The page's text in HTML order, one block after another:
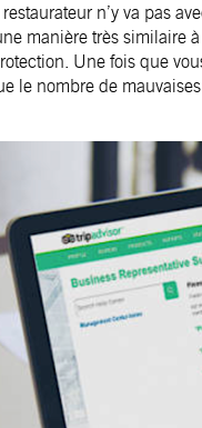
n’y va pas
manière très similaire
Une fois que
le nombre de